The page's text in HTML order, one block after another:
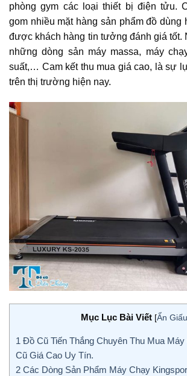
phòng gym các loại thiết bị điện tửu.
gom nhiều mặt hàng sản phẩm đồ dùng
được khách hàng tin tưởng đánh giá tốt.
những dòng sản máy massa, máy
suất,… Cam kết thu mua giá cao, là sự
trên thị trường hiện nay.
Mục Lục Bài Viết [Ẩn Giấu
1 Đồ Cũ Tiến Thắng Chuyên Thu Mua
Cũ Giá Cao Uy Tín.
2 Các Dòng Sản Phẩm Máy Chạy